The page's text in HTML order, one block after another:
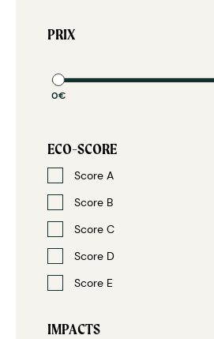
PRIX
0€
ECO-SCORE
Score A
Score B
Score C
Score D
Score E
IMPACTS